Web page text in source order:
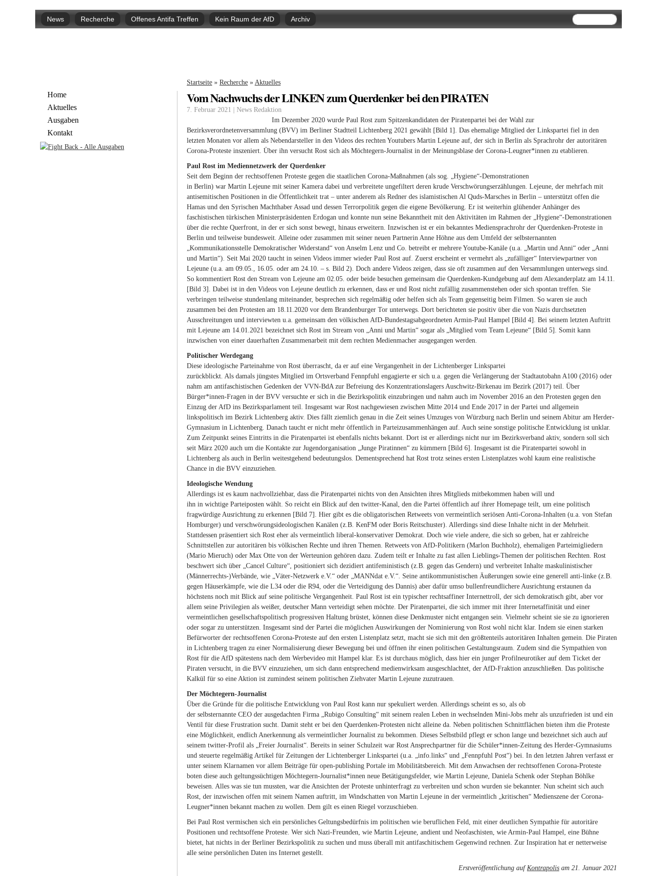
zum
Inhalt
Hauptmenü
News Recherche Offenes Antifa Treffen Kein Raum der AfD Archiv Suchformular
Suche
Sie sind hier
Startseite » Recherche » Aktuelles
Home
Aktuelles
Ausgaben
Kontakt
Vom Nachwuchs der LINKEN zum Querdenker bei den PIRATEN
7. Februar 2021 | News Redaktion
Im Dezember 2020 wurde Paul Rost zum Spitzenkandidaten der Piratenpartei bei der Wahl zur
Bezirksverordnetenversammlung (BVV) im Berliner Stadtteil Lichtenberg 2021 gewählt [Bild 1]. Das ehemalige Mitglied der Linkspartei fiel in den
letzten Monaten vor allem als Nebendarsteller in den Videos des rechten Youtubers Martin Lejeune auf, der sich in Berlin als Sprachrohr der autoritären
Corona-Proteste inszeniert. Über ihn versucht Rost sich als Möchtegern-Journalist in der Meinungsblase der Corona-Leugner*innen zu etablieren.
Paul Rost im Mediennetzwerk der Querdenker
Seit dem Beginn der rechtsoffenen Proteste gegen die staatlichen Corona-Maßnahmen (als sog. „Hygiene“-Demonstrationen
in Berlin) war Martin Lejeune mit seiner Kamera dabei und verbreitete ungefiltert deren krude Verschwörungserzählungen. Lejeune, der mehrfach mit
antisemitischen Positionen in die Öffentlichkeit trat – unter anderem als Redner des islamistischen Al Quds-Marsches in Berlin – unterstützt offen die
Hamas und den Syrischen Machthaber Assad und dessen Terrorpolitik gegen die eigene Bevölkerung. Er ist weiterhin glühender Anhänger des
faschistischen türkischen Ministerpräsidenten Erdogan und konnte nun seine Bekanntheit mit den Aktivitäten im Rahmen der „Hygiene“-Demonstrationen
über die rechte Querfront, in der er sich sonst bewegt, hinaus erweitern. Inzwischen ist er ein bekanntes Mediensprachrohr der Querdenken-Proteste in
Berlin und teilweise bundesweit. Alleine oder zusammen mit seiner neuen Partnerin Anne Höhne aus dem Umfeld der selbsternannten
„Kommunikationsstelle Demokratischer Widerstand“ von Anselm Lenz und Co. betreibt er mehrere Youtube-Kanäle (u.a. „Martin und Anni“ oder „Anni
und Martin“). Seit Mai 2020 taucht in seinen Videos immer wieder Paul Rost auf. Zuerst erscheint er vermehrt als „zufälliger“ Interviewpartner von
Lejeune (u.a. am 09.05., 16.05. oder am 24.10. – s. Bild 2). Doch andere Videos zeigen, dass sie oft zusammen auf den Versammlungen unterwegs sind.
So kommentiert Rost den Stream von Lejeune am 02.05. oder beide besuchen gemeinsam die Querdenken-Kundgebung auf dem Alexanderplatz am 14.11.
[Bild 3]. Dabei ist in den Videos von Lejeune deutlich zu erkennen, dass er und Rost nicht zufällig zusammenstehen oder sich spontan treffen. Sie
verbringen teilweise stundenlang miteinander, besprechen sich regelmäßig oder helfen sich als Team gegenseitig beim Filmen. So waren sie auch
zusammen bei den Protesten am 18.11.2020 vor dem Brandenburger Tor unterwegs. Dort berichteten sie positiv über die von Nazis durchsetzten
Ausschreitungen und interviewten u.a. gemeinsam den völkischen AfD-Bundestagsabgeordneten Armin-Paul Hampel [Bild 4]. Bei seinem letzten Auftritt
mit Lejeune am 14.01.2021 bezeichnet sich Rost im Stream von „Anni und Martin“ sogar als „Mitglied vom Team Lejeune“ [Bild 5]. Somit kann
inzwischen von einer dauerhaften Zusammenarbeit mit dem rechten Medienmacher ausgegangen werden.
Politischer Werdegang
Diese ideologische Parteinahme von Rost überrascht, da er auf eine Vergangenheit in der Lichtenberger Linkspartei
zurückblickt. Als damals jüngstes Mitglied im Ortsverband Fennpfuhl engagierte er sich u.a. gegen die Verlängerung der Stadtautobahn A100 (2016) oder
nahm am antifaschistischen Gedenken der VVN-BdA zur Befreiung des Konzentrationslagers Auschwitz-Birkenau im Bezirk (2017) teil. Über
Bürger*innen-Fragen in der BVV versuchte er sich in die Bezirkspolitik einzubringen und nahm auch im November 2016 an den Protesten gegen den
Einzug der AfD ins Bezirksparlament teil. Insgesamt war Rost nachgewiesen zwischen Mitte 2014 und Ende 2017 in der Partei und allgemein
linkspolitisch im Bezirk Lichtenberg aktiv. Dies fällt ziemlich genau in die Zeit seines Umzuges von Würzburg nach Berlin und seinem Abitur am Herder-
Gymnasium in Lichtenberg. Danach taucht er nicht mehr öffentlich in Parteizusammenhängen auf. Auch seine sonstige politische Entwicklung ist unklar.
Zum Zeitpunkt seines Eintritts in die Piratenpartei ist ebenfalls nichts bekannt. Dort ist er allerdings nicht nur im Bezirksverband aktiv, sondern soll sich
seit März 2020 auch um die Kontakte zur Jugendorganisation „Junge Piratinnen“ zu kümmern [Bild 6]. Insgesamt ist die Piratenpartei sowohl in
Lichtenberg als auch in Berlin weitestgehend bedeutungslos. Dementsprechend hat Rost trotz seines ersten Listenplatzes wohl kaum eine realistische
Chance in die BVV einzuziehen.
Ideologische Wendung
Allerdings ist es kaum nachvollziehbar, dass die Piratenpartei nichts von den Ansichten ihres Mitglieds mitbekommen haben will und
ihn in wichtige Parteiposten wählt. So reicht ein Blick auf den twitter-Kanal, den die Partei öffentlich auf ihrer Homepage teilt, um eine politisch
fragwürdige Ausrichtung zu erkennen [Bild 7]. Hier gibt es die obligatorischen Retweets von vermeintlich seriösen Anti-Corona-Inhalten (u.a. von Stefan
Homburger) und verschwörungsideologischen Kanälen (z.B. KenFM oder Boris Reitschuster). Allerdings sind diese Inhalte nicht in der Mehrheit.
Stattdessen präsentiert sich Rost eher als vermeintlich liberal-konservativer Demokrat. Doch wie viele andere, die sich so geben, hat er zahlreiche
Schnittstellen zur autoritären bis völkischen Rechte und ihren Themen. Retweets von AfD-Politikern (Marlon Buchholz), ehemaligen Parteimigliedern
(Mario Mieruch) oder Max Otte von der Werteunion gehören dazu. Zudem teilt er Inhalte zu fast allen Lieblings-Themen der politischen Rechten. Rost
beschwert sich über „Cancel Culture“, positioniert sich dezidiert antifeministisch (z.B. gegen das Gendern) und verbreitet Inhalte maskulinistischer
(Männerrechts-)Verbände, wie „Väter-Netzwerk e.V.“ oder „MANNdat e.V.“. Seine antikommunistischen Äußerungen sowie eine generell anti-linke (z.B.
gegen Häuserkämpfe, wie die L34 oder die R94, oder die Verteidigung des Dannis) aber dafür umso bullenfreundlichere Ausrichtung erstaunen da
höchstens noch mit Blick auf seine politische Vergangenheit. Paul Rost ist ein typischer rechtsaffiner Internettroll, der sich demokratisch gibt, aber vor
allem seine Privilegien als weißer, deutscher Mann verteidigt sehen möchte. Der Piratenpartei, die sich immer mit ihrer Internetaffinität und einer
vermeintlichen gesellschaftspolitisch progressiven Haltung brüstet, können diese Denkmuster nicht entgangen sein. Vielmehr scheint sie sie zu ignorieren
oder sogar zu unterstützen. Insgesamt sind der Partei die möglichen Auswirkungen der Nominierung von Rost wohl nicht klar. Indem sie einen starken
Befürworter der rechtsoffenen Corona-Proteste auf den ersten Listenplatz setzt, macht sie sich mit den größtenteils autoritären Inhalten gemein. Die Piraten
in Lichtenberg tragen zu einer Normalisierung dieser Bewegung bei und öffnen ihr einen politischen Gestaltungsraum. Zudem sind die Sympathien von
Rost für die AfD spätestens nach dem Werbevideo mit Hampel klar. Es ist durchaus möglich, dass hier ein junger Profilneurotiker auf dem Ticket der
Piraten versucht, in die BVV einzuziehen, um sich dann entsprechend medienwirksam ausgeschlachtet, der AfD-Fraktion anzuschließen. Das politische
Kalkül für so eine Aktion ist zumindest seinem politischen Ziehvater Martin Lejeune zuzutrauen.
Der Möchtegern-Journalist
Über die Gründe für die politische Entwicklung von Paul Rost kann nur spekuliert werden. Allerdings scheint es so, als ob
der selbsternannte CEO der ausgedachten Firma „Rubigo Consulting“ mit seinem realen Leben in wechselnden Mini-Jobs mehr als unzufrieden ist und ein
Ventil für diese Frustration sucht. Damit steht er bei den Querdenken-Protesten nicht alleine da. Neben politischen Schnittflächen bieten ihm die Proteste
eine Möglichkeit, endlich Anerkennung als vermeintlicher Journalist zu bekommen. Dieses Selbstbild pflegt er schon lange und bezeichnet sich auch auf
seinem twitter-Profil als „Freier Journalist“. Bereits in seiner Schulzeit war Rost Ansprechpartner für die Schüler*innen-Zeitung des Herder-Gymnasiums
und steuerte regelmäßig Artikel für Zeitungen der Lichtenberger Linkspartei (u.a. „info.links“ und „Fennpfuhl Post“) bei. In den letzten Jahren verfasst er
unter seinem Klarnamen vor allem Beiträge für open-publishing Portale im Mobilitätsbereich. Mit dem Anwachsen der rechtsoffenen Corona-Proteste
boten diese auch geltungssüchtigen Möchtegern-Journalist*innen neue Betätigungsfelder, wie Martin Lejeune, Daniela Schenk oder Stephan Böhlke
beweisen. Alles was sie tun mussten, war die Ansichten der Proteste unhinterfragt zu verbreiten und schon wurden sie bekannter. Nun scheint sich auch
Rost, der inzwischen offen mit seinem Namen auftritt, im Windschatten von Martin Lejeune in der vermeintlich „kritischen“ Medienszene der Corona-
Leugner*innen bekannt machen zu wollen. Dem gilt es einen Riegel vorzuschieben.
Bei Paul Rost vermischen sich ein persönliches Geltungsbedürfnis im politischen wie beruflichen Feld, mit einer deutlichen Sympathie für autoritäre
Positionen und rechtsoffene Proteste. Wer sich Nazi-Freunden, wie Martin Lejeune, andient und Neofaschisten, wie Armin-Paul Hampel, eine Bühne
bietet, hat nichts in der Berliner Bezirkspolitik zu suchen und muss überall mit antifaschitischem Gegenwind rechnen. Zur Inspiration hat er netterweise
alle seine persönlichen Daten ins Internet gestellt.
Erstveröffentlichung aufKontrapolis am 21. Januar 2021